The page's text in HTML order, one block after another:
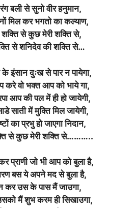
बली से सुनो वीर हनुमान,
मिल कर भगतो का कल्याण,
से कुछ मेरी शक्ति से,
से शनिदेव की शक्ति से…
इंसान दुःख से पार न पायेगा,
करे वो भक्त आप को भाये गा,
आप की पल में ही हो जायेगी,
साती में मुक्ति मिल जायेगी,
का प्रभु हो जाएगा निदान,
से कुछ मेरी शक्ति से………..
प्राणी जो भी आप को बुला है,
बस ये अपने मद से बुला है,
कर उस के पास मैं जाउगा,
मैं शुभ करम ही सिखाउगा,